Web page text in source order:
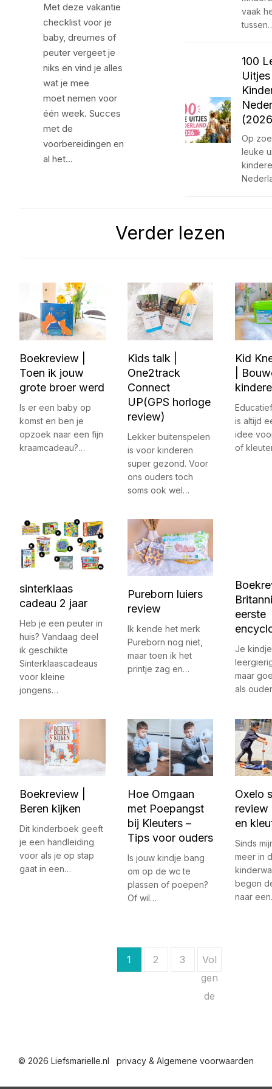
Met deze vakantie
checklist voor je
baby, dreumes of
peuter vergeet je
niks en vind je alles
wat je mee
moet nemen voor
één week. Succes
met de
voorbereidingen en
al het…
vaak
100
Op
leuke
Verder lezen
Boekreview |
Toen ik jouw
grote broer werd
Is er een baby op
komst en ben je
opzoek naar een fijn
kraamcadeau?…
Kids talk |
One2track
Connect
UP(GPS horloge
review)
Lekker buitenspelen
is voor kinderen
super gezond. Voor
ons ouders toch
soms ook wel…
Kid
|
is altijd
idee
of
sinterklaas
cadeau 2 jaar
Heb je een peuter in
huis? Vandaag deel
ik geschikte
Sinterklaascadeaus
voor kleine
jongens…
Pureborn luiers
review
Ik kende het merk
Pureborn nog niet,
maar toen ik het
printje zag en…
eerste
Je
maar
als
Boekreview |
Beren kijken
Dit kinderboek geeft
je een handleiding
voor als je op stap
gaat in een…
Hoe Omgaan
met Poepangst
bij Kleuters –
Tips voor ouders
Is jouw kindje bang
om op de wc te
plassen of poepen?
Of wil…
Oxelo
review
en
Sinds
meer in
begon
naar
h
1 2 3
Vol
gen
de
© 2026 Liefsmarielle.nl privacy & Algemene voorwaarden